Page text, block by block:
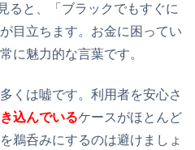
ると、「ブラックでもすぐに
目立ちます。お金に困ってい
に魅力的な言葉です。
くは嘘です。利用者を安心さ
込んでいるケースがほとんど
鵜呑みにするのは避けましょ